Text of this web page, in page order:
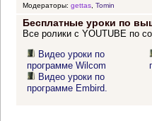
Модераторы: gettas, Tomin
Бесплатные уроки по
Все ролики с YOUTUBE по
Видео уроки по
программе Wilcom
Видео уроки по
программе Embird.